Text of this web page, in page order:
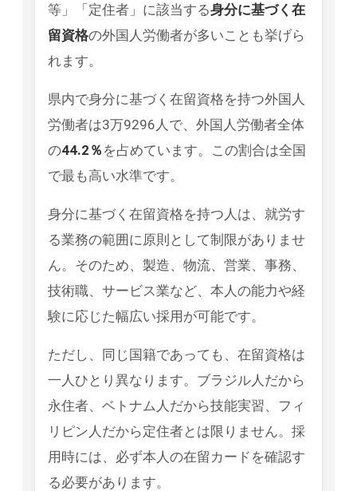
等」「定住者」に該当する身分に基づく在
留資格の外国人労働者が多いことも挙げら
れます。
県内で身分に基づく在留資格を持つ外国人
労働者は3万9296人で、外国人労働者全体
の44.2％ を占めています。この割合は全国
で最も高い水準です。
身分に基づく在留資格を持つ人は、就労す
る業務の範囲に原則として制限がありませ
ん。そのため、製造、物流、営業、事務、
技術職、サービス業など、本人の能力や経
験に応じた幅広い採用が可能です。
ただし、同じ国籍であっても、在留資格は
一人ひとり異なります。ブラジル人だから
永住者、ベトナム人だから技能実習、フィ
リピン人だから定住者とは限りません。採
用時には、必ず本人の在留カードを確認す
る必要があります。